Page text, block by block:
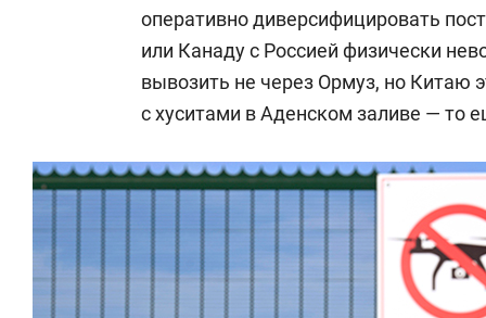
оперативно диверсифицировать
или Канаду с Россией физически
вывозить не через Ормуз, но Китаю
с хуситами в Аденском заливе — то